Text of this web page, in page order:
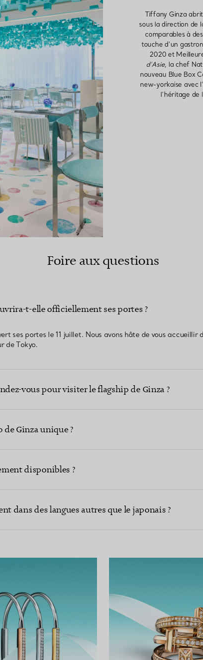
Tiffany Ginza
sous la direction de
comparables à
touche d’un
2020 et
d’Asie, la chef
nouveau Blue Box
new-yorkaise avec
l’héritage de
Foire aux questions
t-elle officiellement ses portes ?
ses portes le 11 juillet. Nous avons hâte de vous accueillir
de Tokyo.
vous pour visiter le flagship de Ginza ?
de Ginza unique ?
disponibles ?
dans des langues autres que le japonais ?